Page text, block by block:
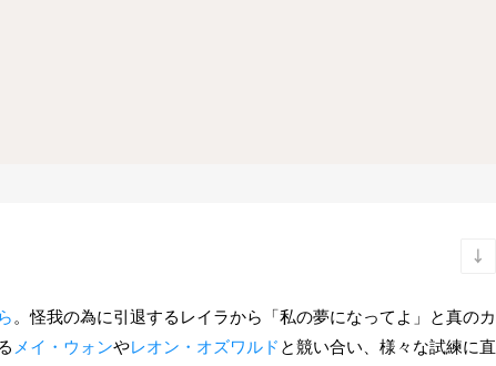
。怪我の為に引退するレイラから「私の夢になってよ」と真のカ
メイ・ウォンやレオン・オズワルド と競い合い、様々な試練に直